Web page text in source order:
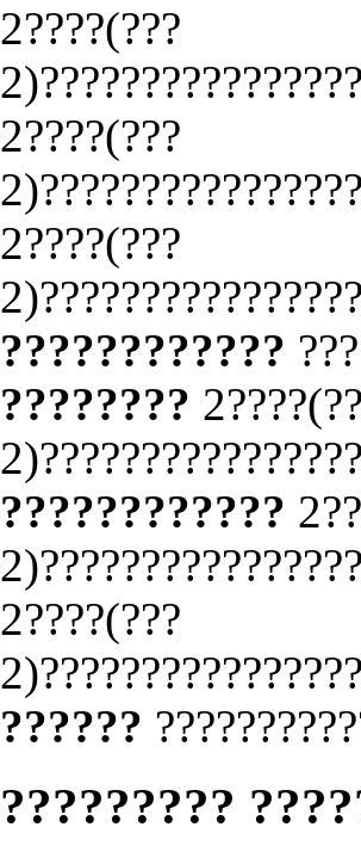
2????(???
2????(???
2????(???
????????????
????????
????????????
2????(???
??????
?????????